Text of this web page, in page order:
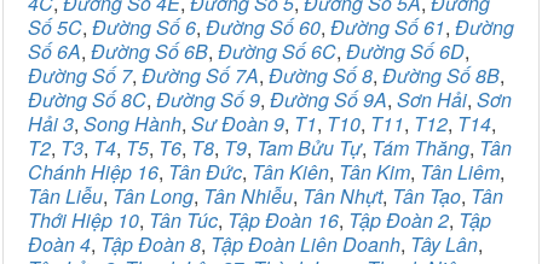
Số 5C, Đường Số 6, Đường Số 60, Đường Số 61, Đường
Số 6A, Đường Số 6B, Đường Số 6C, Đường Số 6D,
Đường Số 7, Đường Số 7A, Đường Số 8, Đường Số 8B,
Đường Số 8C, Đường Số 9, Đường Số 9A, Sơn Hải, Sơn
Hải 3, Song Hành, Sư Đoàn 9, T1, T10, T11, T12, T14,
T2, T3, T4, T5, T6, T8, T9, Tam Bửu Tự, Tám Thăng, Tân
Chánh Hiệp 16, Tân Đức, Tân Kiên, Tân Kim, Tân Liêm,
Tân Liễu, Tân Long, Tân Nhiễu, Tân Nhựt, Tân Tạo, Tân
Thới Hiệp 10, Tân Túc, Tập Đoàn 16, Tập Đoàn 2, Tập
Đoàn 4, Tập Đoàn 8, Tập Đoàn Liên Doanh, Tây Lân,